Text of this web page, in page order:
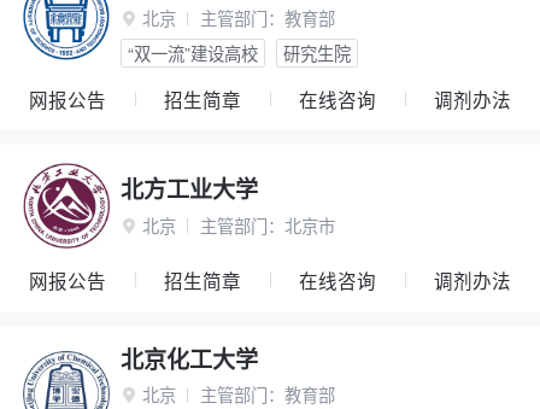
 北京 主管部门： 教育部
“双一流”建设高校
研究生院
网报公告 招生简章 在线咨询 调剂办法
北方工业大学
 北京 主管部门： 北京市
网报公告 招生简章 在线咨询 调剂办法
北京化工大学
 北京 主管部门： 教育部